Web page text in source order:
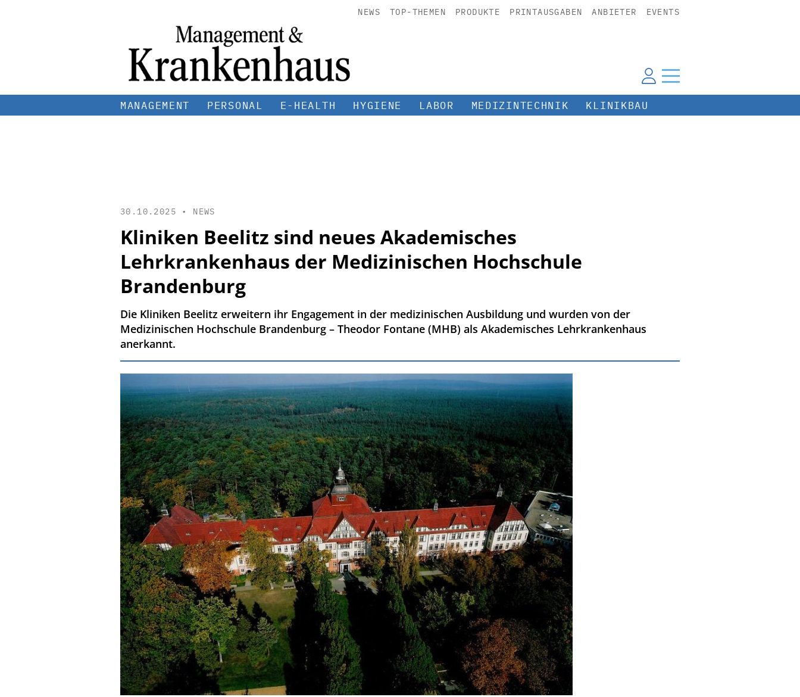
NEWS TOP-THEMEN PRODUKTE PRINTAUSGABEN ANBIETER EVENTS
MANAGEMENT PERSONAL E-HEALTH HYGIENE LABOR MEDIZINTECHNIK KLINIKBAU
30.10.2025 • NEWS
Kliniken Beelitz sind neues Akademisches
Lehrkrankenhaus der Medizinischen Hochschule
Brandenburg
Die Kliniken Beelitz erweitern ihr Engagement in der medizinischen Ausbildung und wurden von der
Medizinischen Hochschule Brandenburg – Theodor Fontane (MHB) als Akademisches Lehrkrankenhaus
anerkannt.